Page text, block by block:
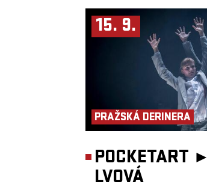
15. 9.
PRAŽSKÁ DERINERA
POCKETART ►
LVOVÁ